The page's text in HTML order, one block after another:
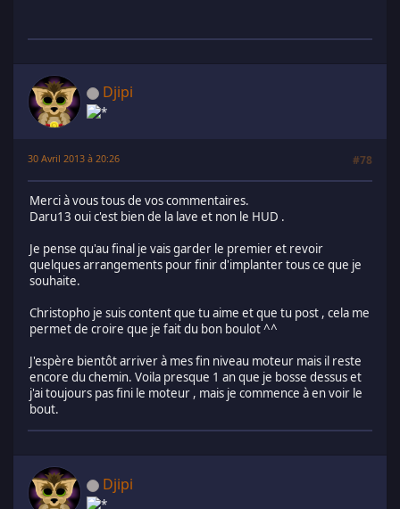
Djipi
30 Avril 2013 à 20:26 #78
Merci à vous tous de vos commentaires.
Daru13 oui c'est bien de la lave et non le HUD .
Je pense qu'au final je vais garder le premier et revoir
quelques arrangements pour finir d'implanter tous ce que je
souhaite.
Christopho je suis content que tu aime et que tu post , cela me
permet de croire que je fait du bon boulot ^^
J'espère bientôt arriver à mes fin niveau moteur mais il reste
encore du chemin. Voila presque 1 an que je bosse dessus et
j'ai toujours pas fini le moteur , mais je commence à en voir le
bout.
Djipi